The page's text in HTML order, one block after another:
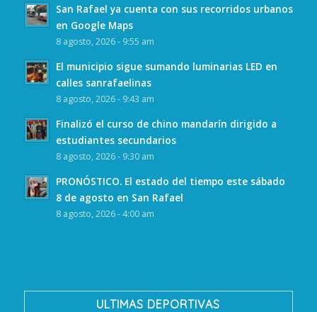
San Rafael ya cuenta con sus recorridos urbanos
en Google Maps
8 agosto, 2026 - 9:55 am
El municipio sigue sumando luminarias LED en
calles sanrafaelinas
8 agosto, 2026 - 9:43 am
Finalizó el curso de chino mandarín dirigido a
estudiantes secundarios
8 agosto, 2026 - 9:30 am
PRONÓSTICO. El estado del tiempo este sábado
8 de agosto en San Rafael
8 agosto, 2026 - 4:00 am
ULTIMAS DEPORTIVAS